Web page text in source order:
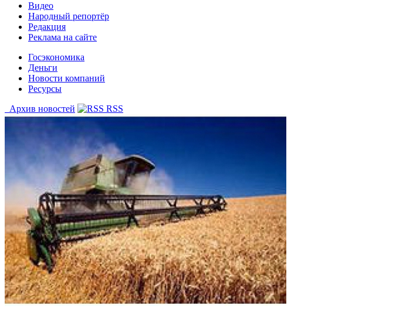
Видео
Народный репортёр
Редакция
Реклама на сайте
Госэкономика
Деньги
Новости компаний
Ресурсы
Архив новостей
RSS